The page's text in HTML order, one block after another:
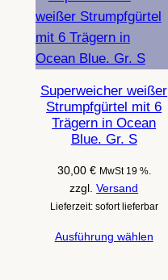
Superweicher weißer
Strumpfgürtel mit 6
Trägern in Ocean
Blue. Gr. S
30,00 € MwSt 19 %.
zzgl.Versand
Lieferzeit: sofort lieferbar
Ausführung wählen